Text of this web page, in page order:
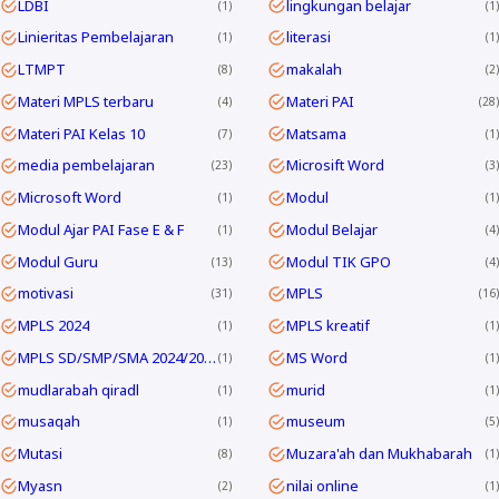
LDBI 1 lingkungan belajar 1
Linieritas Pembelajaran 1 literasi 1
LTMPT 8 makalah 2
Materi MPLS terbaru 4 Materi PAI 28
Materi PAI Kelas 10 7 Matsama 1
media pembelajaran 23 Microsift Word 3
Microsoft Word 1 Modul 1
Modul Ajar PAI Fase E & F 1 Modul Belajar 4
Modul Guru 13 Modul TIK GPO 4
motivasi 31 MPLS 16
MPLS 2024 1 MPLS kreatif 1
MPLS SD/SMP/SMA 2024/2025 1 MS Word 1
mudlarabah qiradl 1 murid 1
musaqah 1 museum 5
Mutasi 8 Muzara'ah dan Mukhabarah 1
Myasn 2 nilai online 1